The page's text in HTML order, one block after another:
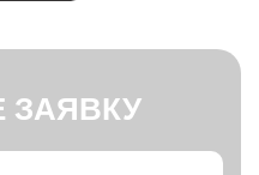
ЗАЯВКУ